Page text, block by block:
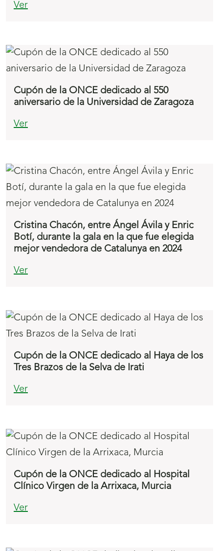
Ver
Cupón de la ONCE dedicado al 550
aniversario de la Universidad de Zaragoza
Ver
Cristina Chacón, entre Ángel Ávila y Enric
Botí, durante la gala en la que fue elegida
mejor vendedora de Catalunya en 2024
Ver
Cupón de la ONCE dedicado al Haya de los
Tres Brazos de la Selva de Irati
Ver
Cupón de la ONCE dedicado al Hospital
Clínico Virgen de la Arrixaca, Murcia
Ver